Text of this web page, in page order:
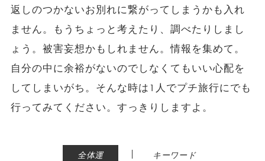
返しのつかないお別れに繋がってしまうかも入れ
ません。もうちょっと考えたり、調べたりしまし
ょう。被害妄想かもしれません。情報を集めて。
自分の中に余裕がないのでしなくてもいい心配を
してしまいがち。そんな時は1人でプチ旅行にでも
行ってみてください。すっきりしますよ。
全体運 | キーワード